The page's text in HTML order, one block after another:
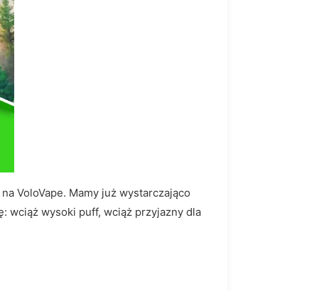
VoloVape. Mamy już wystarczająco
wciąż wysoki puff, wciąż przyjazny dla